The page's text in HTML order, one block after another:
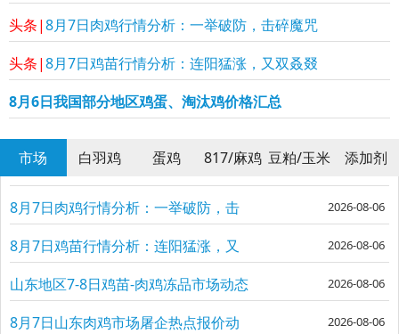
头条|8月7日肉鸡行情分析：一举破防，击碎魔咒
头条|8月7日鸡苗行情分析：连阳猛涨，又双叒叕
8月6日我国部分地区鸡蛋、淘汰鸡价格汇总
市场 白羽鸡 蛋鸡 817/麻鸡 豆粕/玉米 添加剂
8月7日肉鸡行情分析：一举破防，击
碎魔咒
2026-08-06
8月7日鸡苗行情分析：连阳猛涨，又
双叒叕
2026-08-06
山东地区7-8日鸡苗-肉鸡冻品市场动态
速览
2026-08-06
8月7日山东肉鸡市场屠企热点报价动
2026-08-06